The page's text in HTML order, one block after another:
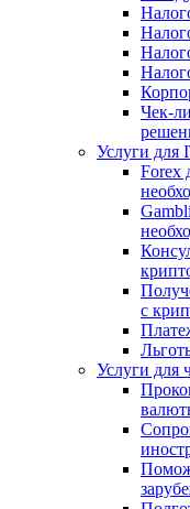
Чек-
Услуги для
Forex
с
Услуги для